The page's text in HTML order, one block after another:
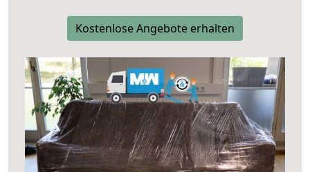
Kostenlose Angebote erhalten